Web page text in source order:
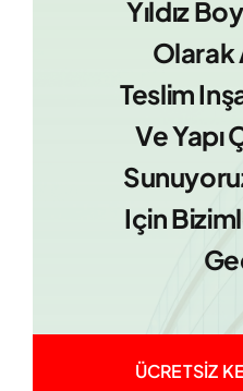
Yıldız
Olarak
Teslim
Ve Yapı
Için
ÜCRETSİZ